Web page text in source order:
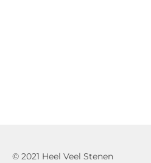
© 2021 Heel Veel Stenen